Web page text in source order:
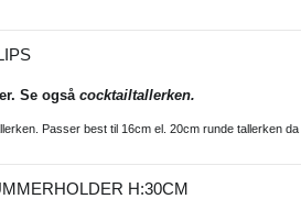
Se også cocktailtallerken.
Passer best til 16cm el. 20cm runde tallerken
H:30CM